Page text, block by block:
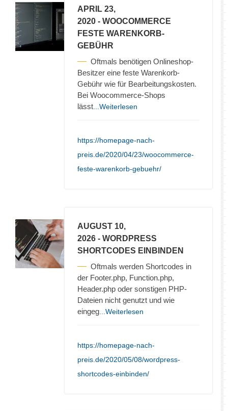
APRIL 23,
2020 - WOOCOMMERCE
FESTE WARENKORB-
GEBÜHR
Oftmals benötigen Onlineshop-
Besitzer eine feste Warenkorb-
Gebühr wie für Bearbeitungskosten.
Bei Woocommerce-Shops
lässt ...Weiterlesen
https://homepage-nach-
preis.de/2020/04/23/woocommerce-
feste-warenkorb-gebuehr/
AUGUST 10,
2026 - WORDPRESS
SHORTCODES EINBINDEN
Oftmals werden Shortcodes in
der Footer.php, Function.php,
Header.php oder sonstigen PHP-
Dateien nicht genutzt und wie
eingeg ...Weiterlesen
https://homepage-nach-
preis.de/2020/05/08/wordpress-
shortcodes-einbinden/